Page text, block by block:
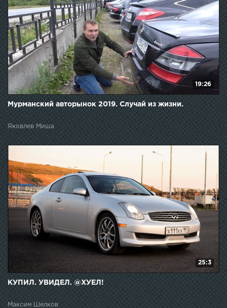
19:26
Мурманский авторынок 2019. Случай из жизни.
Яковлев Миша
25:3
КУПИЛ. УВИДЕЛ. @ХУЕЛ!
Максим Шелков